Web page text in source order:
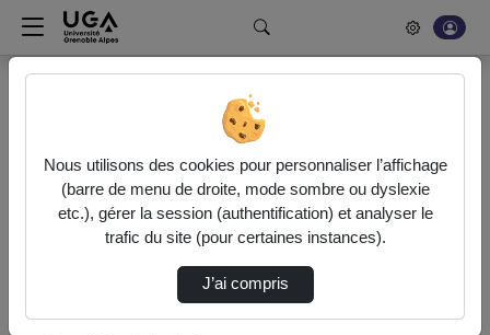
Rechercher un média sur POD
Pédagogies innovantes
FILIPÉ - FILière LInguistique Préparatoire aux Études en
France
Introduction à la gestion de projet (GdP)
Introduction À La Gestion De Projet - Partie…
Pédagogies innovantes
Nous utilisons des cookies pour personnaliser l’affichage
(barre de menu de droite, mode sombre ou dyslexie
etc.), gérer la session (authentification) et analyser le
trafic du site (pour certaines instances).
J’ai compris